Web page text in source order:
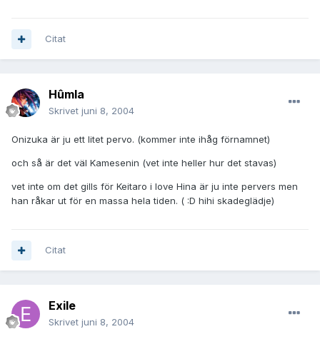
Citat
Hûmla
Skrivet juni 8, 2004
Onizuka är ju ett litet pervo. (kommer inte ihåg förnamnet)
och så är det väl Kamesenin (vet inte heller hur det stavas)
vet inte om det gills för Keitaro i love Hina är ju inte pervers men
han råkar ut för en massa hela tiden. ( :D hihi skadeglädje)
Citat
Exile
Skrivet juni 8, 2004